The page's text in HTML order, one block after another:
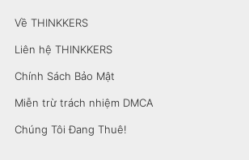
Về THINKKERS
Liên hệ THINKKERS
Chính Sách Bảo Mật
Miễn trừ trách nhiệm DMCA
Chúng Tôi Đang Thuê!